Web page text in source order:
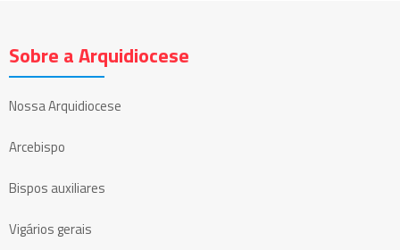
Sobre a Arquidiocese
Nossa Arquidiocese
Arcebispo
Bispos auxiliares
Vigários gerais